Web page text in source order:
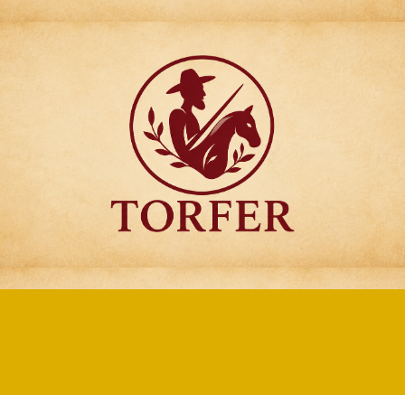
Articulos para
Regalo Torfer.